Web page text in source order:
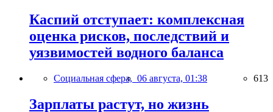
Каспий отступает: комплексная
оценка рисков, последствий и
уязвимостей водного баланса
Социальная сфера, 06 августа, 01:38 613
Зарплаты растут, но жизнь